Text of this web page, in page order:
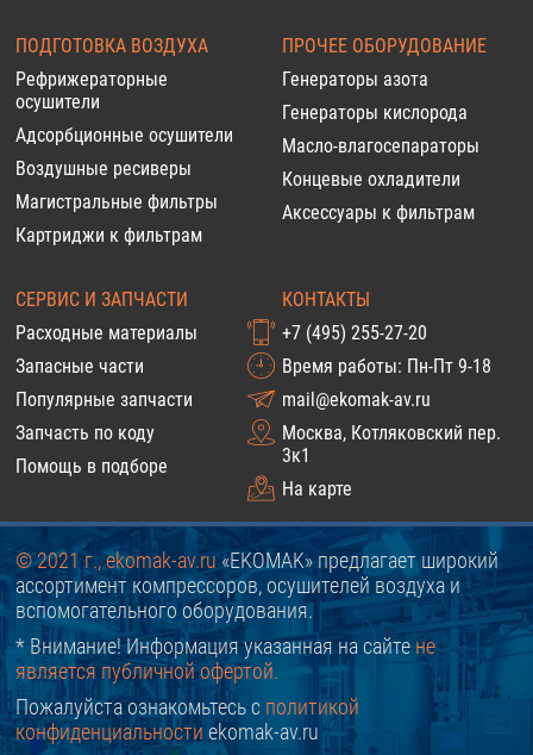
ПОДГОТОВКА ВОЗДУХА
Рефрижераторные
осушители
Адсорбционные осушители
Воздушные ресиверы
Магистральные фильтры
Картриджи к фильтрам
ПРОЧЕЕ ОБОРУДОВАНИЕ
Генераторы азота
Генераторы кислорода
Масло-влагосепараторы
Концевые охладители
Аксессуары к фильтрам
СЕРВИС И ЗАПЧАСТИ
Расходные материалы
Запасные части
Популярные запчасти
Запчасть по коду
Помощь в подборе
КОНТАКТЫ
+7 (495) 255-27-20
Время работы: Пн-Пт 9-18
mail@ekomak-av.ru
Москва, Котляковский пер.
3к1
На карте
© 2021 г., ekomak-av.ru «EKOMAK» предлагает широкий
ассортимент компрессоров, осушителей воздуха и
вспомогательного оборудования.
* Внимание! Информация указанная на сайтене
является публичной офертой.
Пожалуйста ознакомьтесь с политикой
конфиденциальности ekomak-av.ru